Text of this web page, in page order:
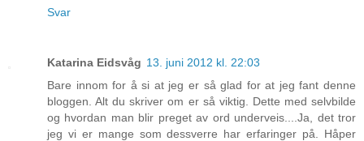
Svar
Katarina Eidsvåg 13. juni 2012 kl. 22:03
Bare innom for å si at jeg er så glad for at jeg fant denne
bloggen. Alt du skriver om er så viktig. Dette med selvbilde
og hvordan man blir preget av ord underveis....Ja, det tror
jeg vi er mange som dessverre har erfaringer på. Håper